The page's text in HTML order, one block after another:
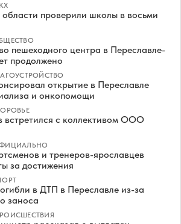
проверили школы в восьми
пешеходного центра в Переславле-
продолжено
открытие в Переславле
и онкопомощи
встретился с коллективом ООО
и тренеров-ярославцев
за достижения
в ДТП в Переславле из-за
заноса